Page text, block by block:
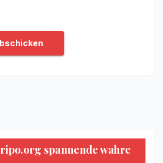
spannende wahre